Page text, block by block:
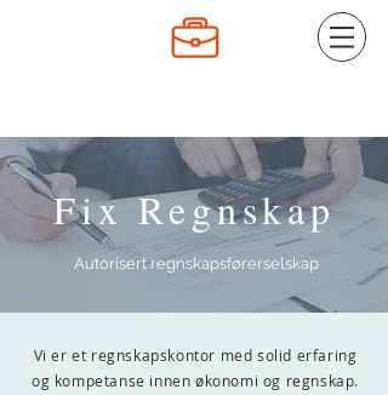
Fix Regnskap
Autorisert regnskapsførerselskap
Vi er et regnskapskontor med solid erfaring
og kompetanse innen økonomi og regnskap.